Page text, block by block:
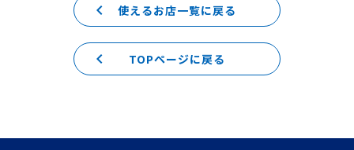
使えるお店一覧に戻る
keyboard_arrow_left
TOPページに戻る
keyboard_arrow_left